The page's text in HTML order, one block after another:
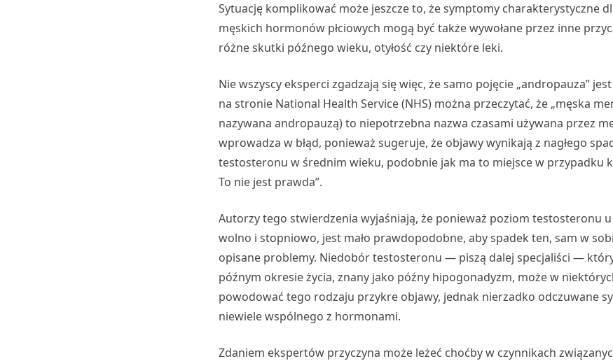
Sytuację komplikować może jeszcze to, że symptomy charakterystyczne
męskich hormonów płciowych mogą być także wywołane przez inne
różne skutki późnego wieku, otyłość czy niektóre leki.
Nie wszyscy eksperci zgadzają się więc, że samo pojęcie „andropauza” jest
na stronie National Health Service (NHS) można przeczytać, że „męska
nazywana andropauzą) to niepotrzebna nazwa czasami używana przez
wprowadza w błąd, ponieważ sugeruje, że objawy wynikają z nagłego
testosteronu w średnim wieku, podobnie jak ma to miejsce w przypadku
To nie jest prawda”.
Autorzy tego stwierdzenia wyjaśniają, że ponieważ poziom testosteronu u
wolno i stopniowo, jest mało prawdopodobne, aby spadek ten, sam w
opisane problemy. Niedobór testosteronu — piszą dalej specjaliści —
późnym okresie życia, znany jako późny hipogonadyzm, może w
powodować tego rodzaju przykre objawy, jednak nierzadko odczuwane
niewiele wspólnego z hormonami.
Zdaniem ekspertów przyczyna może leżeć choćby w czynnikach